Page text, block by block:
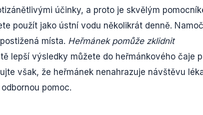
účinky, a proto je skvělým
použít jako ústní vodu několikrát denně.
místa. Heřmánek pomůže zklidnit
lepší výsledky můžete do heřmánkového čaje
však, že heřmánek nenahrazuje návštěvu
pomoc.